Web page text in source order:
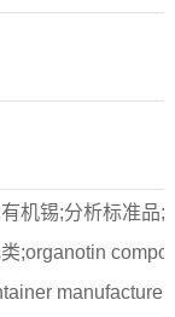
机锡;分析标准品;
;organotin